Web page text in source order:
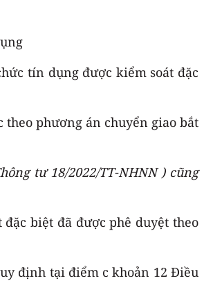
tín dụng được kiểm soát đặc
phương án chuyển giao bắt
tư 18/2022/TT-NHNN ) cũng
biệt đã được phê duyệt theo
định tại điểm c khoản 12 Điều